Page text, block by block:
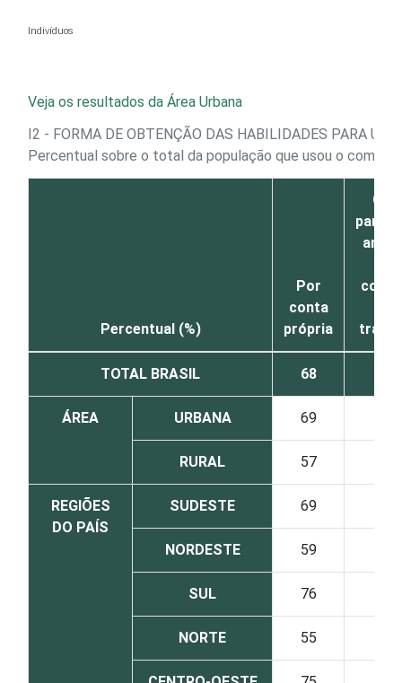
Indivíduos
Veja os resultados da Área Urbana
I2 - FORMA DE OBTENÇÃO DAS HABILIDADES PARA
Percentual sobre o total da população que usou o
Percentual (%)
Por
conta
própria
TOTAL BRASIL 68
ÁREA URBANA 69
RURAL 57
REGIÕES
DO PAÍS
SUDESTE 69
NORDESTE 59
SUL 76
NORTE 55